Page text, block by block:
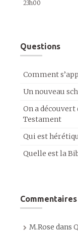
23h00
Questions
Comment
Un nouveau
On a découvert
Testament
Qui est
Quelle est la
Commentaires
M.Rose dans